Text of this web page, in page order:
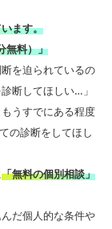
ます。
無料）」
を迫られているの
断してほしい…」
うすでにある程度
の診断をしてほし
「無料の個別相談」
だ個人的な条件や